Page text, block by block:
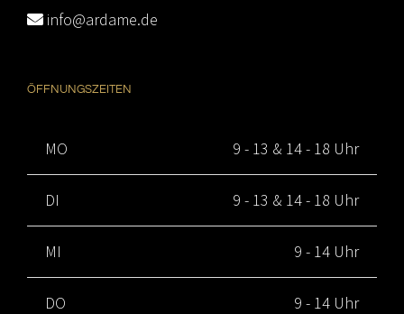
info@ardame.de
ÖFFNUNGSZEITEN
MO 9 - 13 & 14 - 18 Uhr
DI 9 - 13 & 14 - 18 Uhr
MI 9 - 14 Uhr
DO 9 - 14 Uhr